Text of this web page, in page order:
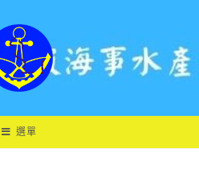
選單